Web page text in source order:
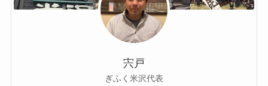
宍戸
ぎふく米沢代表